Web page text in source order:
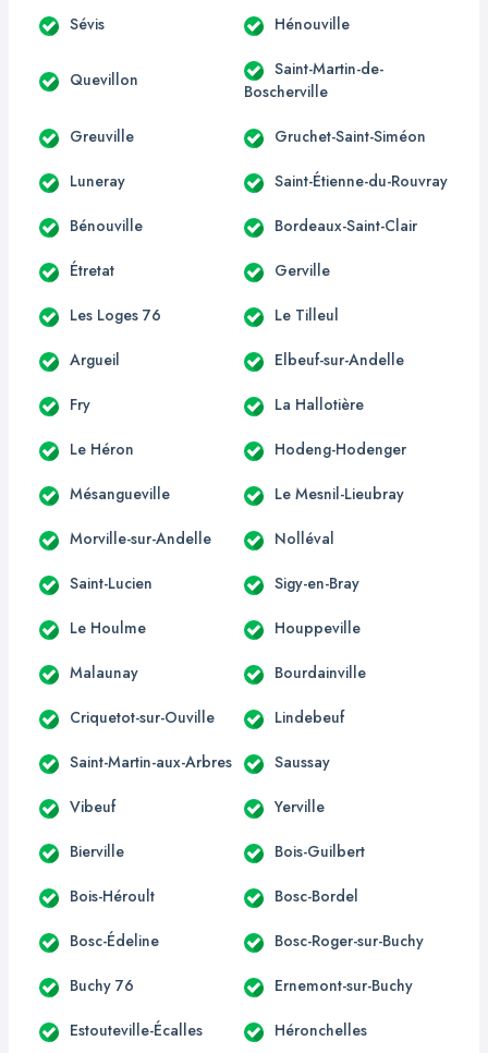
Sévis Hénouville
Quevillon
Saint-Martin-de-
Boscherville
Greuville Gruchet-Saint-Siméon
Luneray Saint-Étienne-du-Rouvray
Bénouville Bordeaux-Saint-Clair
Étretat Gerville
Les Loges 76 Le Tilleul
Argueil Elbeuf-sur-Andelle
Fry La Hallotière
Le Héron Hodeng-Hodenger
Mésangueville Le Mesnil-Lieubray
Morville-sur-Andelle Nolléval
Saint-Lucien Sigy-en-Bray
Le Houlme Houppeville
Malaunay Bourdainville
Criquetot-sur-Ouville Lindebeuf
Saint-Martin-aux-Arbres Saussay
Vibeuf Yerville
Bierville Bois-Guilbert
Bois-Héroult Bosc-Bordel
Bosc-Édeline Bosc-Roger-sur-Buchy
Buchy 76 Ernemont-sur-Buchy
Estouteville-Écalles Héronchelles